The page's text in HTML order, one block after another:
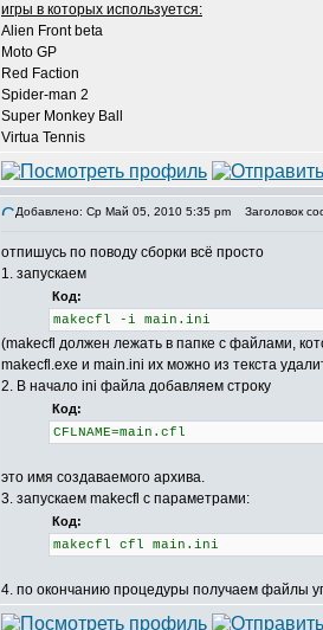
игры в которых используется:
Alien Front beta
Moto GP
Red Faction
Spider-man 2
Super Monkey Ball
Virtua Tennis
Добавлено: Ср Май 05, 2010 5:35 pm Заголовок
отпишусь по поводу сборки всё просто
1. запускаем
Код:
makecfl -i main.ini
(makecfl должен лежать в папке с файлами,
makecfl.exe и main.ini их можно из текста
2. В начало ini файла добавляем строку
Код:
CFLNAME=main.cfl
это имя создаваемого архива.
3. запускаем makecfl с параметрами:
Код:
makecfl cfl main.ini
4. по окончанию процедуры получаем файлы